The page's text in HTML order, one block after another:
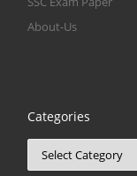
About-Us
Categories